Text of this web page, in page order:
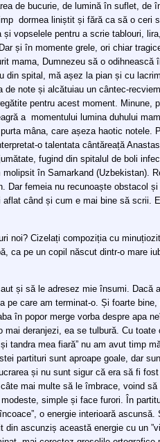
de bucurie, de lumină în suflet, de
dormea liniștit și fără ca să o ceri
vopselele pentru a scrie tablouri,
și în momente grele, ori chiar
mama, Dumnezeu să o odihnească
din spital, mă așez la pian și cu
de note și alcătuiau un cântec-
pentru acest moment. Minune,
a momentului lumina duhului
mâna, care așeza haotic notele.
o talentata cântăreață
fugind din spitalul de boli
în Samarkand (Uzbekistan).
Dar femeia nu recunoaște obstacol
când și cum e mai bine să scrii.
noi? Cizelați compoziția cu
ca pe un copil născut dintr-o mare
și să le adresez mie însumi. Dacă
pe care am terminat-o. Și foarte
în popor merge vorba despre apa
deranjezi, ea se tulbură. Cu
tandra mea fiară” nu am avut timp
partituri sunt aproape goale, dar
și nu sunt sigur că era să fi
mai multe să le îmbrace, voind
simple și face furori. În
o energie interioară
ascunziș această energie cu un